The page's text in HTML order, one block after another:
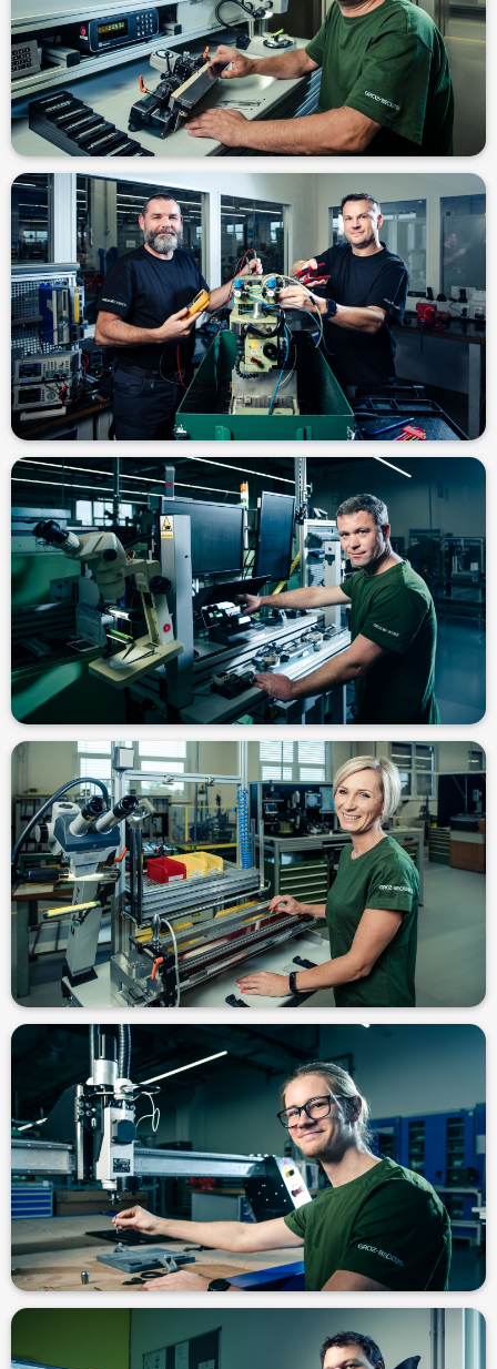
„Stabilní práce a dobrý kolektiv, to je pro mě Groz-Beckert.“ -
František, seřizovač, 30 let u firmy
"Spolupráce je naše síla." - Jindřich, elektrikář, 19 let u firmy a
Zdeněk, mechanik údržby, 14 let u firmy
"Jsem dlouholetým zaměstnancem GB a líbí se mi přesnost a
precisnost, která je zapotřebí při nastavování strojů. Dělám práci,
která mě baví." Robert, seřizovač, 16 let u firmy
„Vážím si toho, že mám stabilní zaměstnání.“ - Lucie, seřizovačka,
21 let u firmy
"Po dokončení studia byla pro mě Groz-Beckert bez váhání má
první volba." - Dominik, seřizovač, 3 roky u firmy